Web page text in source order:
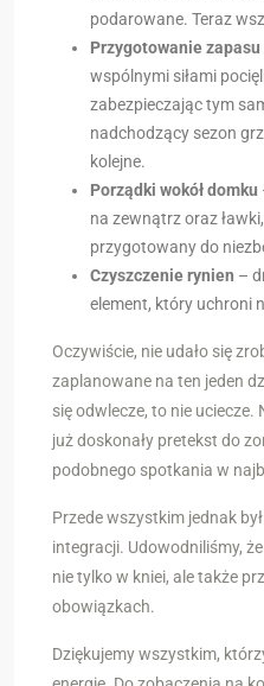
podarowane. Teraz
Przygotowanie
wspólnymi siłami
zabezpieczając tym
nadchodzący sezon
kolejne.
Porządki wokół domku
na zewnątrz oraz
przygotowany do
Czyszczenie rynien –
element, który uchroni
Oczywiście, nie udało się
zaplanowane na ten jeden
się odwlecze, to nie
już doskonały pretekst do
podobnego spotkania w
Przede wszystkim jednak
integracji. Udowodniliśmy,
nie tylko w kniei, ale także
obowiązkach.
Dziękujemy wszystkim,